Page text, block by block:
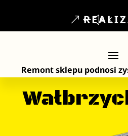
Remont sklepu podnosi